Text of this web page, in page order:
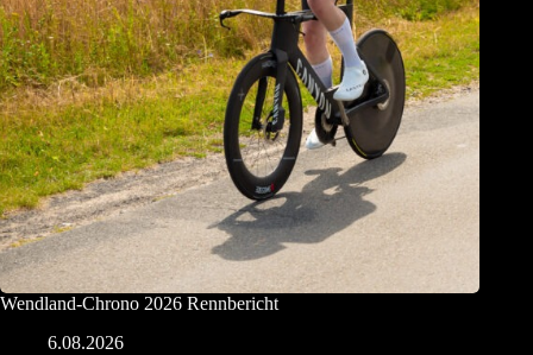
Wendland-Chrono 2026 Rennbericht
6.08.2026